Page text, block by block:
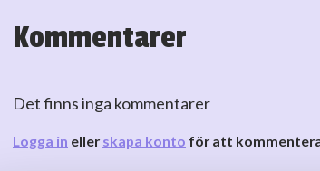
Kommentarer
Det finns inga kommentarer
Logga in ellerskapa konto för att